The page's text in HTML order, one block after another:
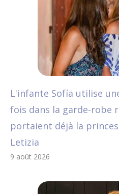
L'infante Sofía utilise
fois dans la garde-robe
portaient déjà la
Letizia
9 août 2026